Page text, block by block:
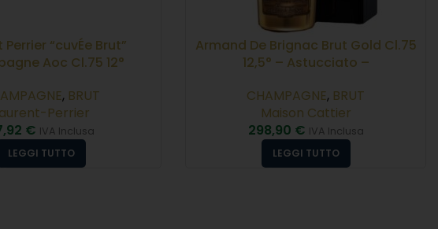
Perrier “cuvÉe Brut”
Aoc Cl.75 12°
, BRUT
Perrier
€ IVA Inclusa
LEGGI TUTTO
Armand De Brignac Brut Gold Cl.75
12,5° – Astucciato –
CHAMPAGNE, BRUT
Maison Cattier
298,90 € IVA Inclusa
LEGGI TUTTO